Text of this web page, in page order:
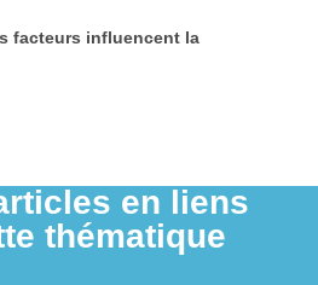
facteurs influencent la
en liens
thématique